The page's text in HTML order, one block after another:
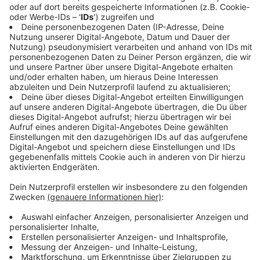
Das Rezept: "Paillard vom Hirschkalb"
Anzeige
Zutaten für den Paillard:
400 g Hirschkalbsrücken, Küchenfertig
Salz, Pfeffer
Olivenöl
Zutaten für die Pilze:
300 g Steinpilze
2 Schalotten
20 g Butter
fein geschnittener Schnittlauch
Zutaten für den Rotkohl: